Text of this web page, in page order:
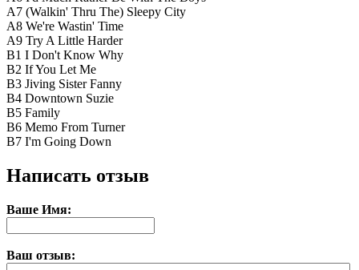
A7 (Walkin' Thru The) Sleepy City
A8 We're Wastin' Time
A9 Try A Little Harder
B1 I Don't Know Why
B2 If You Let Me
B3 Jiving Sister Fanny
B4 Downtown Suzie
B5 Family
B6 Memo From Turner
B7 I'm Going Down
Написать отзыв
Ваше Имя:
Ваш отзыв: